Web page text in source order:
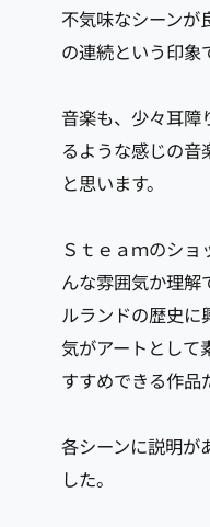
不気味なシーンが
の連続という印象
音楽も、少々耳障
るような感じの音
と思います。
Ｓｔｅａｍのシ
んな雰囲気か理解
ルランドの歴史に
気がアートとして
すすめできる作品
各シーンに説明が
した。